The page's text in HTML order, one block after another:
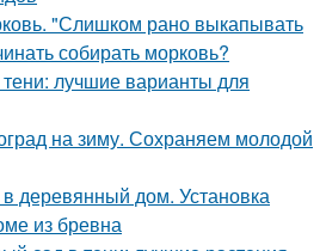
"Слишком рано выкапывать
собирать морковь?
лучшие варианты для
на зиму. Сохраняем молодой
деревянный дом. Установка
из бревна